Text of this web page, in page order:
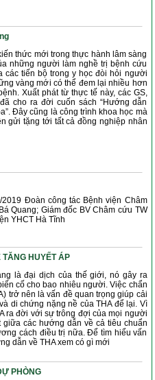
thức mới trong thực hành lâm sàng
những người làm nghề trị bệnh cứu
các tiến bộ trong y học đòi hỏi người
vàng mới có thể đem lại nhiều hơn
Xuất phát từ thực tế này, các GS,
cho ra đời cuốn sách “Hướng dẫn
Ðây cũng là công trình khoa học mà
gửi tặng tới tất cả đồng nghiệp nhân
Đoàn công tác Bệnh viện Châm
Quang; Giám đốc BV Châm cứu TW
YHCT Hà Tĩnh
HUYẾT ÁP
là đại dịch của thế giới, nó gây ra
cố cho bao nhiêu người. Việc chẩn
trở nên là vấn đề quan trọng giúp cải
di chứng nặng nề của THA để lại. Vì
ra đời với sự trông đợi của mọi người
các hướng dẫn về cả tiêu chuẩn
cách điều trị nữa. Để tìm hiểu vấn
dẫn về THA xem có gì mới
PHÒNG